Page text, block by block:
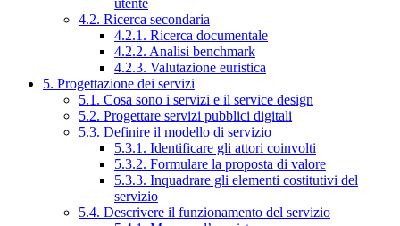
utente
4.2. Ricerca secondaria
4.2.1. Ricerca documentale
4.2.2. Analisi benchmark
4.2.3. Valutazione euristica
5. Progettazione dei servizi
5.1. Cosa sono i servizi e il service design
5.2. Progettare servizi pubblici digitali
5.3. Definire il modello di servizio
5.3.1. Identificare gli attori coinvolti
5.3.2. Formulare la proposta di valore
5.3.3. Inquadrare gli elementi costitutivi del
servizio
5.4. Descrivere il funzionamento del servizio